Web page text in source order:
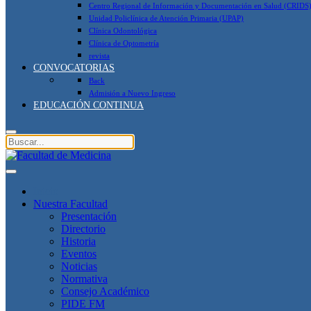
Centro Regional de Información y Documentación en Salud (CRIDS)
Unidad Policlínica de Atención Primaria (UPAP)
Clínica Odontológica
Clínica de Optometría
revista
CONVOCATORIAS
Back
Admisión a Nuevo Ingreso
EDUCACIÓN CONTINUA
Nuestra Facultad
Presentación
Directorio
Historia
Eventos
Noticias
Normativa
Consejo Académico
PIDE FM